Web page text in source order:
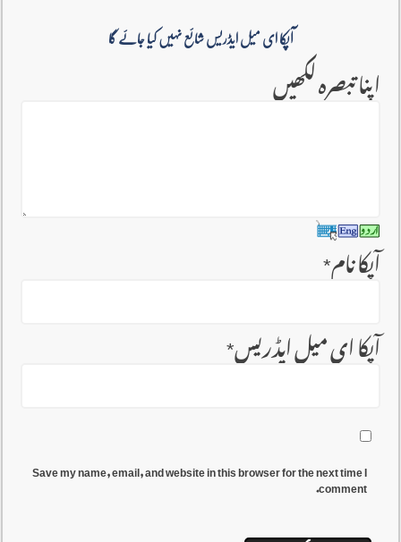
آپکا ای میل ایڈریس شائع نہیں کیا جائے گا
اپنا تبصرہ لکھیں
آپکا نام*
آپکا ای میل ایڈریس*
Save my name, email, and website in this browser for the next time I
comment.